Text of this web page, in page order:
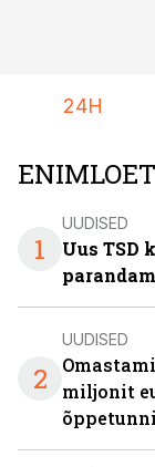
24H
1
UUDISED
Uus TSD
2
UUDISED
miljonit